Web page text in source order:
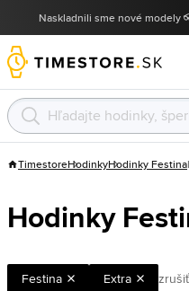
Naskladnili sme nové
TimestoreHodinkyHodinky Festina
Hodinky
Festina Extra